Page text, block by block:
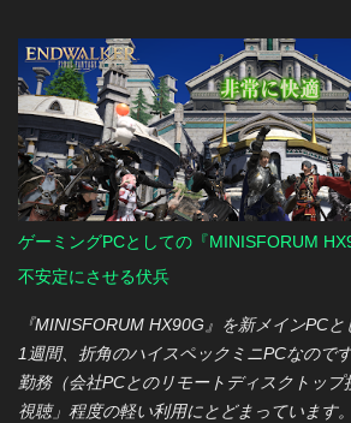
処理まで壊れてしまうことが少なくありま
改変にイライラ： 禁止事項を伝えても、ス
いるライブラリ関数を、全く実在しない関
るなど、 理解しがたい改変を平気でやらか
ところイライラさせられる場面もありまし
て、Geminiの助けを借りてXからBlueskyへ
きましたが、想像していた以上に手間がか
な感想です。 それでも、GASの知識がほと
の機能を実現できたのは大きな収穫でした。
（主にナビ用途）： Xperia Ace III（
特に大きな不満なく使えていたのですが、
トの提供期間 が気になる時期に差し掛かり
Xperia Ace IIIは、 セキュリティアップデー
まったため、この機会にまとめて見直しが
で、今年の冬ボーナスを機に、思い切って
ることにしました。 メイン機：Xperia 1 VII
を選んだ理由 メイン機の乗り換え先は、慣
シリーズの Xperia 1 VII（SIMフリーモデル
Xperia 1シリーズは、III（docomoモデル）
ル）と使い続けている私にとって、今回も
は以下の理由からです。 (1) 総合的な満足
シリーズで普段使いのパフォーマンスに不
ゲーミングPCとしての『MINISFORUM
不安定にさせる伏兵
『MINISFORUM HX90G』を新メインPC
1週間、折角のハイスペックミニPCなので
勤務（会社PCとのリモートディスクトップ
視聴」程度の軽い利用にとどまっています